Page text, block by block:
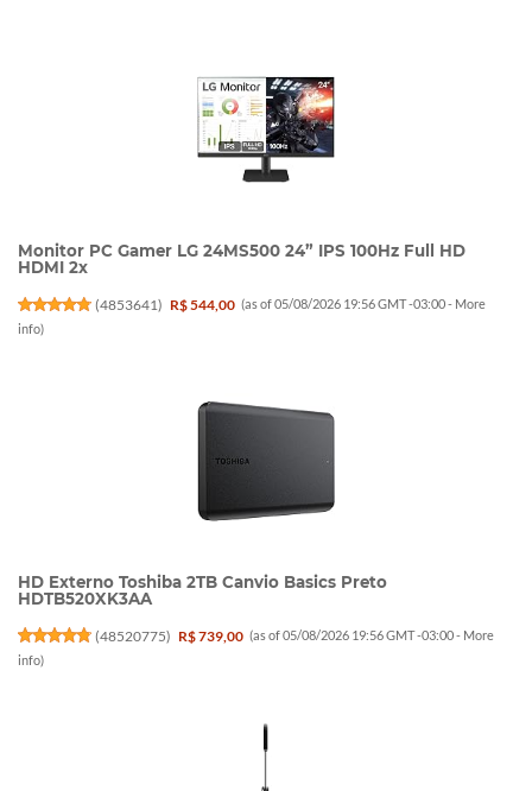
Monitor PC Gamer LG 24MS500 24” IPS 100Hz Full HD
HDMI 2x
(4853641) R$ 544,00 (as of 05/08/2026 19:56 GMT -03:00 - More
info)
HD Externo Toshiba 2TB Canvio Basics Preto
HDTB520XK3AA
(48520775) R$ 739,00 (as of 05/08/2026 19:56 GMT -03:00 - More
info)